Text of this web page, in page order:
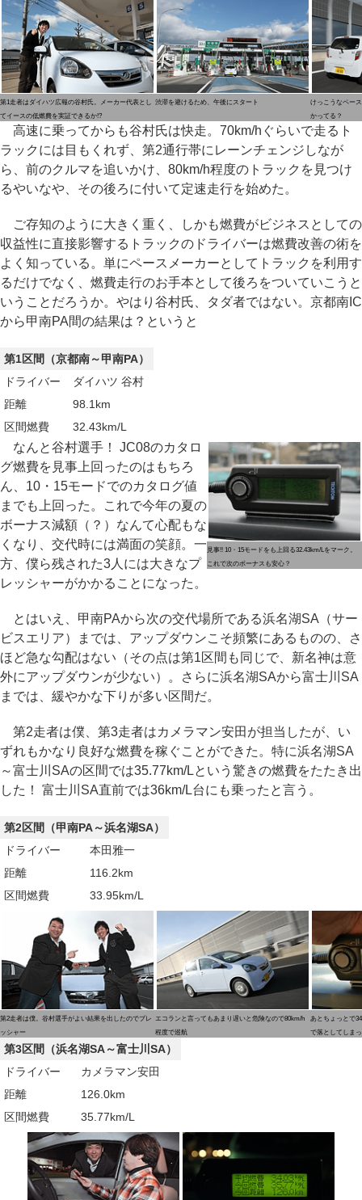
第1走者はダイハツ広報の谷村氏。メーカー代表とし
てイースの低燃費を実証できるか!?
渋滞を避けるため、午後にスタート
けっこうなペー
かってる？
高速に乗ってからも谷村氏は快走。70km/hぐらいで走るト
ラックには目もくれず、第2通行帯にレーンチェンジしなが
ら、前のクルマを追いかけ、80km/h程度のトラックを見つけ
るやいなや、その後ろに付いて定速走行を始めた。
ご存知のように大きく重く、しかも燃費がビジネスとしての
収益性に直接影響するトラックのドライバーは燃費改善の術を
よく知っている。単にペースメーカーとしてトラックを利用す
るだけでなく、燃費走行のお手本として後ろをついていこうと
いうことだろうか。やはり谷村氏、タダ者ではない。京都南IC
から甲南PA間の結果は？というと
第1区間（京都南～甲南PA）
ドライバー
ダイハツ 谷村
距離
98.1km
区間燃費
32.43km/L
見事!! 10・15モードをも上回る32.43km/Lをマーク。
これで次のボーナスも安心？
なんと谷村選手！ JC08のカタロ
グ燃費を見事上回ったのはもちろ
ん、10・15モードでのカタログ値
までも上回った。これで今年の夏の
ボーナス減額（？）なんて心配もな
くなり、交代時には満面の笑顔。一
方、僕ら残された3人には大きなプ
レッシャーがかかることになった。
とはいえ、甲南PAから次の交代場所である浜名湖SA（サー
ビスエリア）までは、アップダウンこそ頻繁にあるものの、さ
ほど急な勾配はない（その点は第1区間も同じで、新名神は意
外にアップダウンが少ない）。さらに浜名湖SAから富士川SA
までは、緩やかな下りが多い区間だ。
第2走者は僕、第3走者はカメラマン安田が担当したが、い
ずれもかなり良好な燃費を稼ぐことができた。特に浜名湖SA
～富士川SAの区間では35.77km/Lという驚きの燃費をたたき出
した！ 富士川SA直前では36km/L台にも乗ったと言う。
第2区間（甲南PA～浜名湖SA）
ドライバー
本田雅一
距離
116.2km
区間燃費
33.95km/L
第2走者は僕。谷村選手がよい結果を出したのでプレ
ッシャー
エコランと言ってもあまり遅いと危険なので80km/h
程度で巡航
あとちょっとで
で落としてしま
第3区間（浜名湖SA～富士川SA）
ドライバー
カメラマン安田
距離
126.0km
区間燃費
35.77km/L